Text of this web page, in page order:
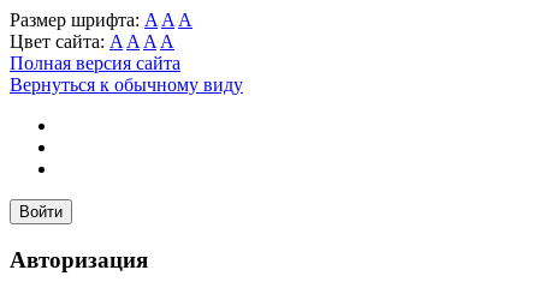
Размер шрифта: A A A
Цвет сайта: A A A A
Полная версия сайта
Вернуться к обычному виду
Войти
Авторизация